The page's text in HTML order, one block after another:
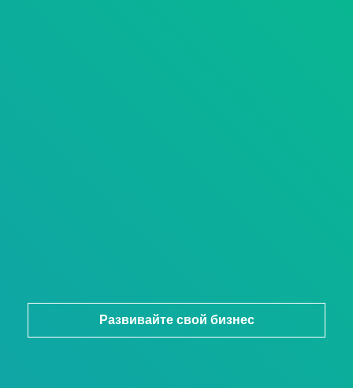
Развивайте свой бизнес